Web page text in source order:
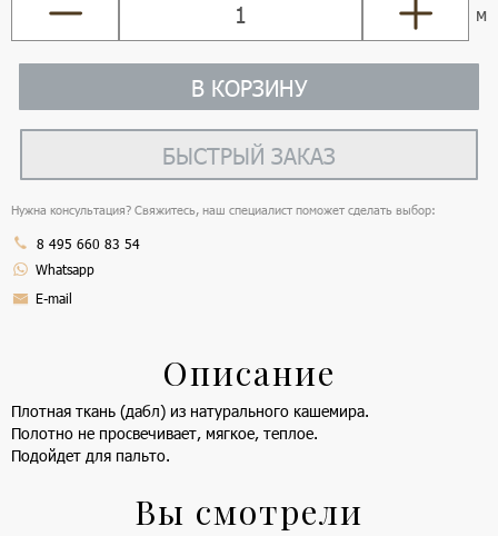
м
В КОРЗИНУ
БЫСТРЫЙ ЗАКАЗ
Нужна консультация? Свяжитесь, наш специалист поможет сделать выбор:
8 495 660 83 54
Whatsapp
E-mail
Описание
Плотная ткань (дабл) из натурального кашемира.
Полотно не просвечивает, мягкое, теплое.
Подойдет для пальто.
Вы смотрели